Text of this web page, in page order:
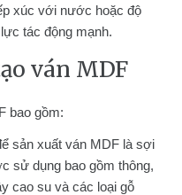
xúc với nước hoặc độ
tác động mạnh.
ván MDF
bao gồm:
sản xuất ván MDF là sợi
sử dụng bao gồm thông,
cao su và các loại gỗ